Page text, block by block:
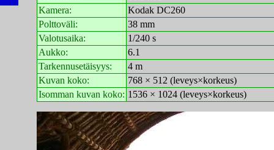
Kamera:
Kodak DC260
Polttoväli:
38 mm
Valotusaika:
1/240 s
Aukko:
6.1
Tarkennusetäisyys:
4 m
Kuvan koko:
768 × 512 (leveys×korkeus)
Isomman kuvan koko: 1536 × 1024 (leveys×korkeus)